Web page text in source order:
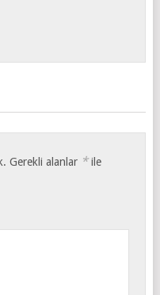
Gerekli alanlar *ile